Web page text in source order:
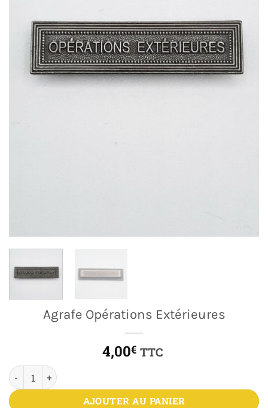
Agrafe Opérations Extérieures
4,00€ TTC
quantité de Agrafe Opérations Extérieures
AJOUTER AU PANIER